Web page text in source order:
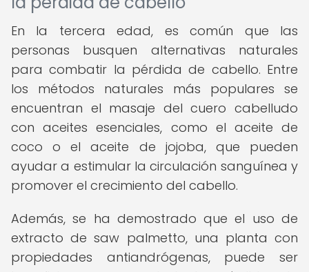
En la tercera edad, es común que las
personas busquen alternativas naturales
para combatir la pérdida de cabello. Entre
los métodos naturales más populares se
encuentran el masaje del cuero cabelludo
con aceites esenciales, como el aceite de
coco o el aceite de jojoba, que pueden
ayudar a estimular la circulación sanguínea y
promover el crecimiento del cabello.
Además, se ha demostrado que el uso de
extracto de saw palmetto, una planta con
propiedades antiandrógenas, puede ser